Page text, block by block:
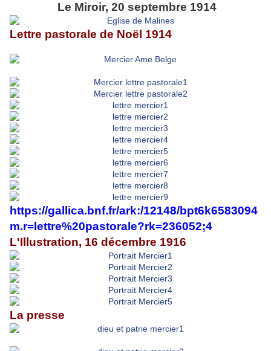
Le Miroir, 20 septembre 1914
Lettre pastorale de Noël 1914
https://gallica.bnf.fr/ark:/12148/bpt6k6583094
m.r=lettre%20pastorale?rk=236052;4
L'Illustration, 16 décembre 1916
La presse